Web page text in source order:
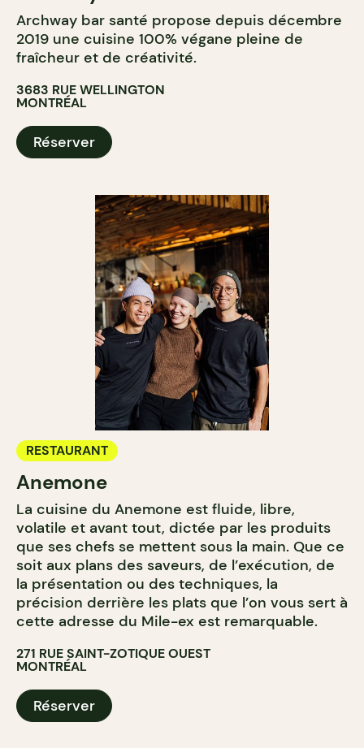
Archway bar santé propose depuis décembre
2019 une cuisine 100% végane pleine de
fraîcheur et de créativité.
3683 RUE WELLINGTON
MONTRÉAL
Réserver
RESTAURANT
Anemone
La cuisine du Anemone est fluide, libre,
volatile et avant tout, dictée par les produits
que ses chefs se mettent sous la main. Que ce
soit aux plans des saveurs, de l’exécution, de
la présentation ou des techniques, la
précision derrière les plats que l’on vous sert à
cette adresse du Mile-ex est remarquable.
271 RUE SAINT-ZOTIQUE OUEST
MONTRÉAL
Réserver